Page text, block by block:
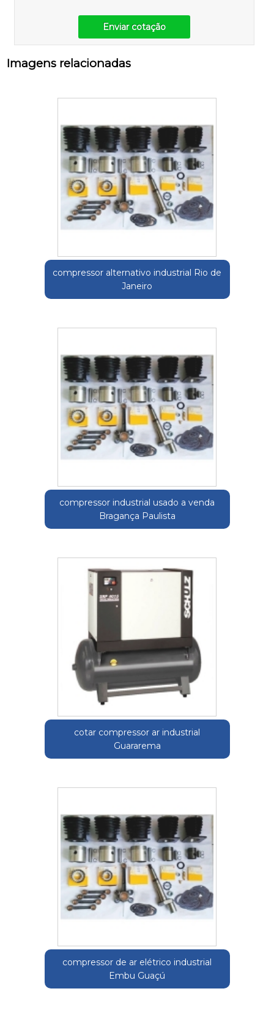
Enviar cotação
Imagens relacionadas
compressor alternativo industrial Rio de
Janeiro
compressor industrial usado a venda
Bragança Paulista
cotar compressor ar industrial
Guararema
compressor de ar elétrico industrial
Embu Guaçú